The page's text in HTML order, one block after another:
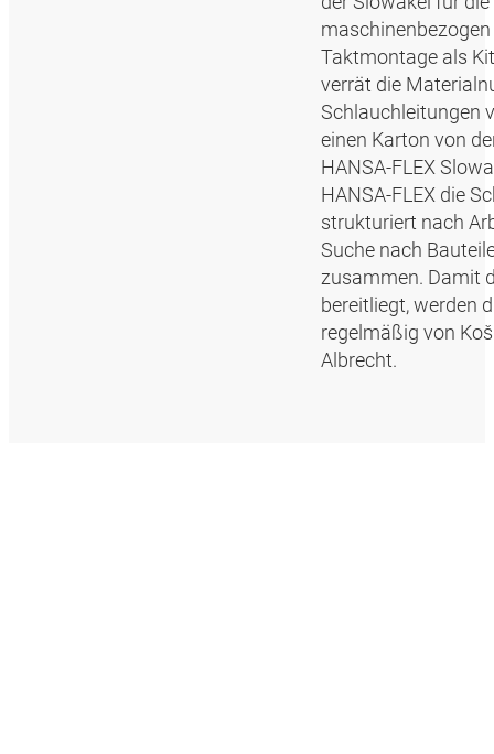
Taktmontage als
verrät die
Schlauchleitungen
einen Karton von
HANSA‑FLEX
HANSA‑FLEX die
strukturiert nach
Suche nach
zusammen. Damit
bereitliegt, werden
regelmäßig von
Albrecht.